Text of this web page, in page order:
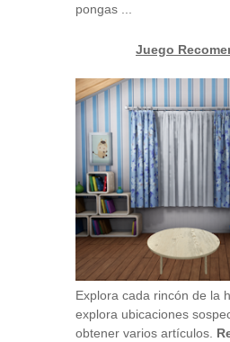
pongas ...
Juego
Explora cada rincón de la
explora ubicaciones
obtener varios artículos.